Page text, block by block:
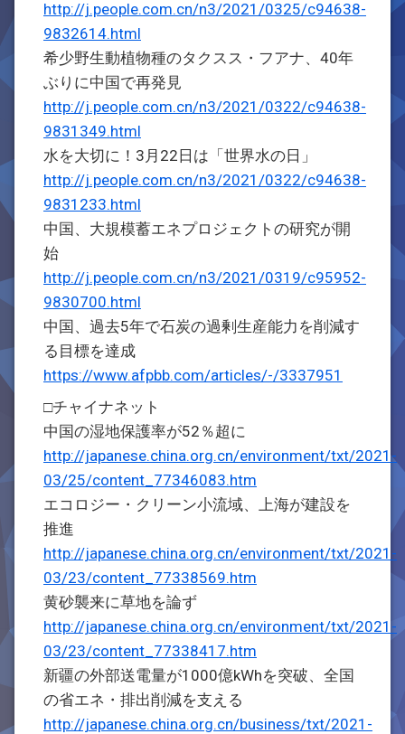
http://j.people.com.cn/n3/2021/0325/c94638-
9832614.html
希少野生動植物種のタクスス・フアナ、40年
ぶりに中国で再発見
http://j.people.com.cn/n3/2021/0322/c94638-
9831349.html
水を大切に！3月22日は「世界水の日」
http://j.people.com.cn/n3/2021/0322/c94638-
9831233.html
中国、大規模蓄エネプロジェクトの研究が開
始
http://j.people.com.cn/n3/2021/0319/c95952-
9830700.html
中国、過去5年で石炭の過剰生産能力を削減す
る目標を達成
https://www.afpbb.com/articles/-/3337951
□チャイナネット
中国の湿地保護率が52％超に
http://japanese.china.org.cn/environment/txt/2021-
03/25/content_77346083.htm
エコロジー・クリーン小流域、上海が建設を
推進
http://japanese.china.org.cn/environment/txt/2021-
03/23/content_77338569.htm
黄砂襲来に草地を論ず
http://japanese.china.org.cn/environment/txt/2021-
03/23/content_77338417.htm
新疆の外部送電量が1000億kWhを突破、全国
の省エネ・排出削減を支える
http://japanese.china.org.cn/business/txt/2021-